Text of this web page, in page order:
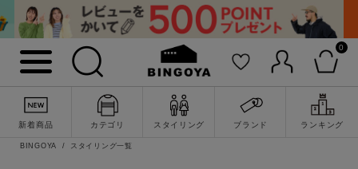
0
新着商品 カテゴリ スタイリング ブランド ランキング
詳細検索
BINGOYA スタイリング一覧